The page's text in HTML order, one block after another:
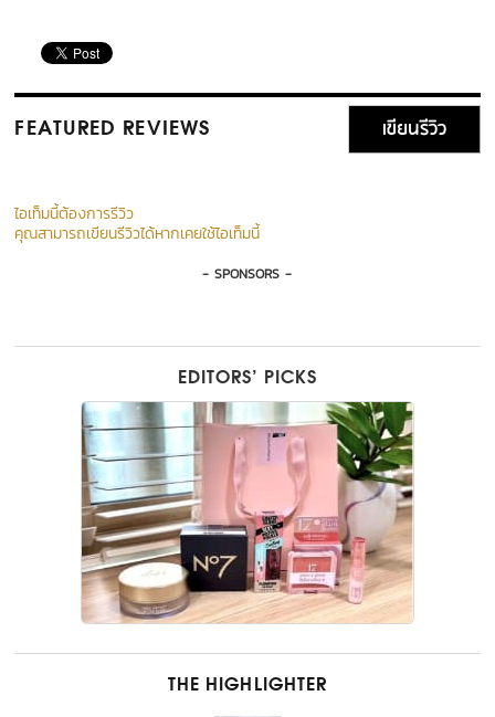
FEATURED REVIEWS เขียนรีวิว
ไอเท็มนี้ต้องการรีวิว
คุณสามารถเขียนรีวิวได้หากเคยใช้ไอเท็มนี้
- SPONSORS -
EDITORS’ PICKS
THE HIGHLIGHTER